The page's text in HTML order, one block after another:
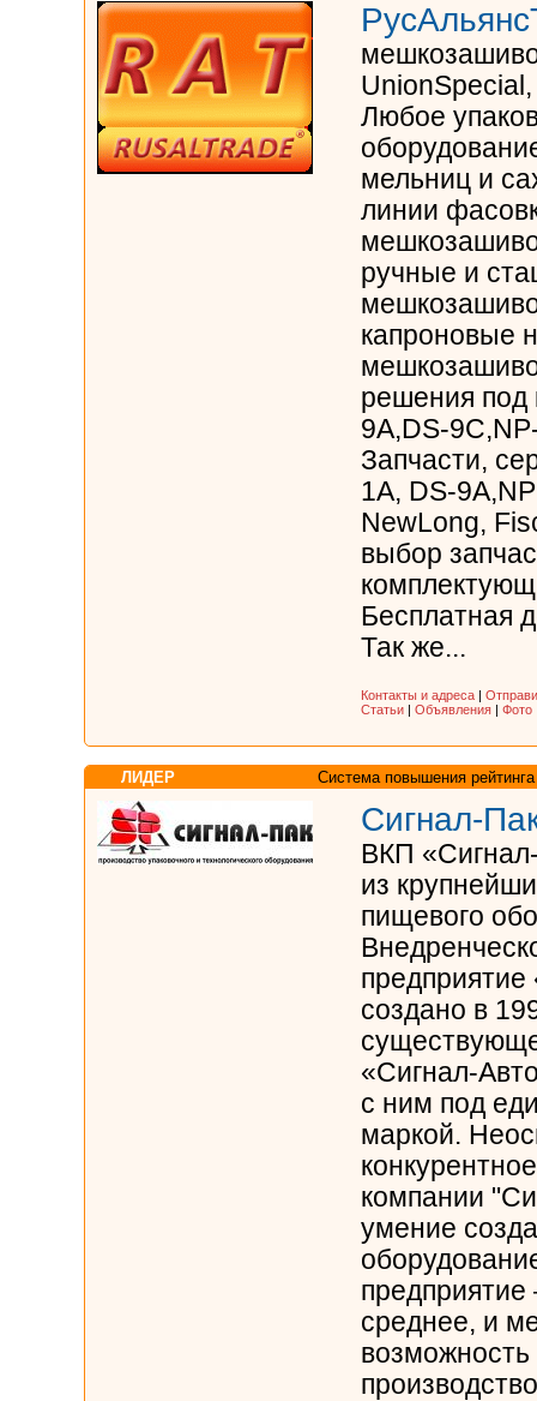
Любое
мельниц и
линии
ручные и
капроновые
решения под
9A,DS-
Запчасти,
1A, DS-
NewLong,
выбор
Бесплатная
Так же...
Контакты и адреса
Статьи
Объявления Фото
ЛИДЕР Система повышения рейтинга
Сигнал-
ВКП
из
пищевого
создано в
«Сигнал-
с ним под
маркой.
компании
умение
среднее, и
возможность